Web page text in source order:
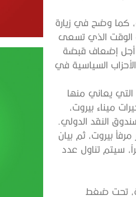
كما وضح في زيارة
إلى لبنان في 14 أغسطس 2020، وذلك في الوقت الذي تسعى
أجل إضعاف قبضة
السياسية في
التي يعاني منها
ميناء بيروت،
النقد الدولي.
بيروت، ثم بيان
سيتم تناول عدد
تحت ضغط